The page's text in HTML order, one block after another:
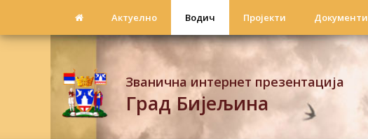
Актуелно Водич Пројекти Документи
Званична интернет презентација
Град Бијељина